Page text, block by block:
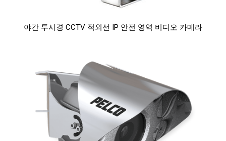
야간 투시경 CCTV 적외선 IP 안전 영역 비디오 카메라